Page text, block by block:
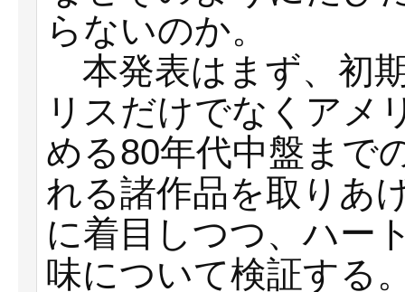
らないのか。
本発表はまず、初
リスだけでなくアメ
める80年代中盤まで
れる諸作品を取りあ
に着目しつつ、ハー
味について検証する